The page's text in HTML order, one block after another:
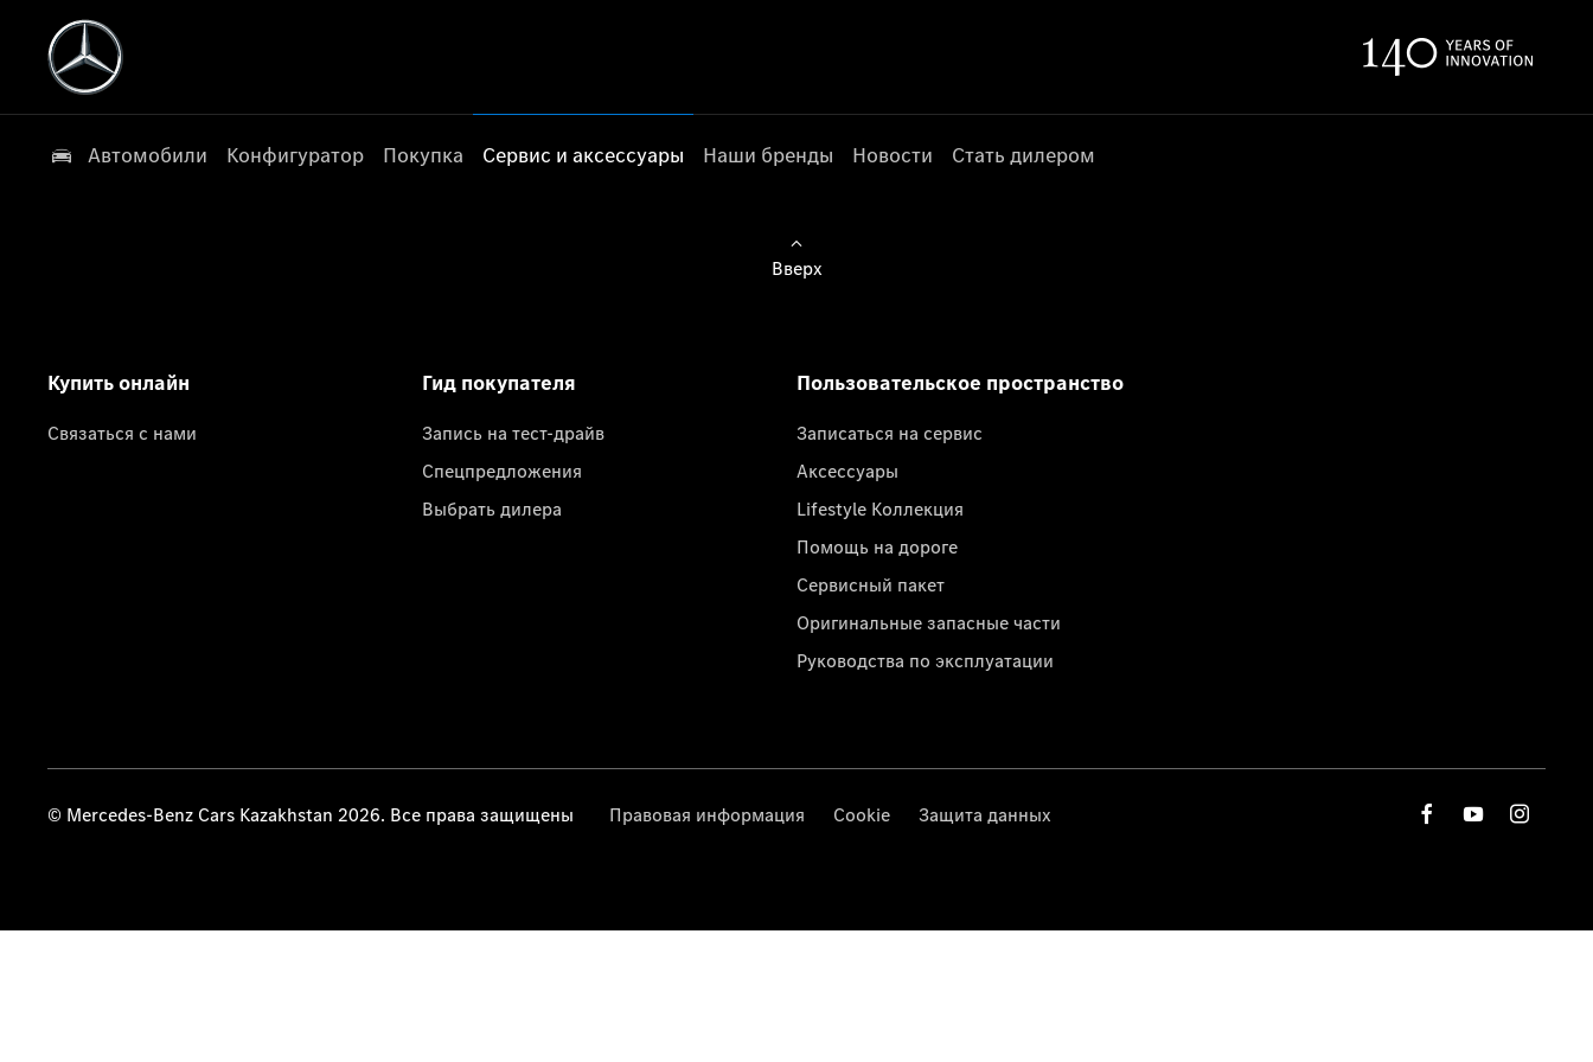
Автомобили Конфигуратор Покупка Сервис и аксессуары Наши бренды Новости Стать дилером
Вверх
Купить онлайн
Связаться с нами
Гид покупателя
Запись на тест-драйв
Спецпредложения
Выбрать дилера
Пользовательское пространство
Записаться на сервис
Аксессуары
Lifestyle Коллекция
Помощь на дороге
Сервисный пакет
Оригинальные запасные части
Руководства по эксплуатации
© Mercedes-Benz Cars Kazakhstan 2026. Все права защищены Правовая информация Cookie Защита данных